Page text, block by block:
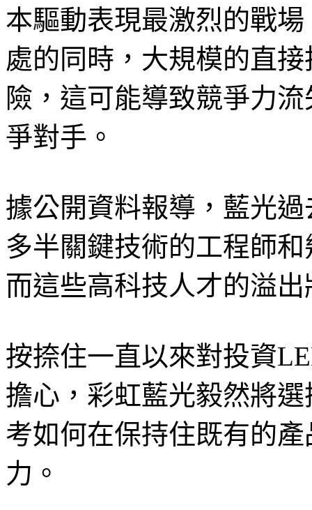
本驅動表現最激烈的戰
處的同時，大規模的直
險，這可能導致競爭力
爭對手。
據公開資料報導，藍光
多半關鍵技術的工程師
而這些高科技人才的溢
按捺住一直以來對投資
擔心，彩虹藍光毅然將
考如何在保持住既有的
力。